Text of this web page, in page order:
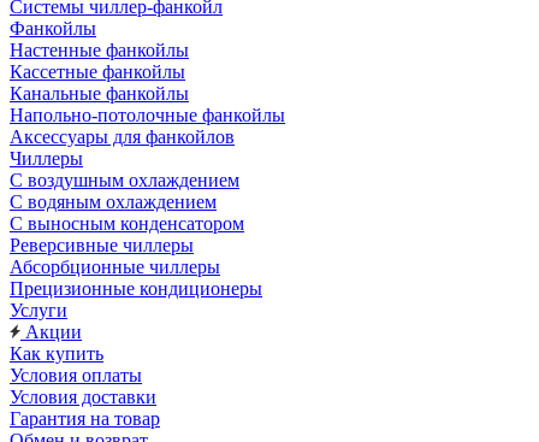
Системы чиллер-фанкойл
Фанкойлы
Настенные фанкойлы
Кассетные фанкойлы
Канальные фанкойлы
Напольно-потолочные фанкойлы
Аксессуары для фанкойлов
Чиллеры
С воздушным охлаждением
С водяным охлаждением
С выносным конденсатором
Реверсивные чиллеры
Абсорбционные чиллеры
Прецизионные кондиционеры
Услуги
Акции
Как купить
Условия оплаты
Условия доставки
Гарантия на товар